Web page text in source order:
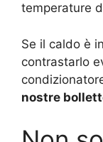
temperature
Se il caldo è
contrastarlo
nostre